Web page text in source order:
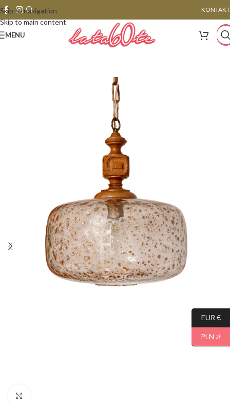
Skip to navigation
Skip to main content
KONTAKT
MENU
EUR €
PLN zł